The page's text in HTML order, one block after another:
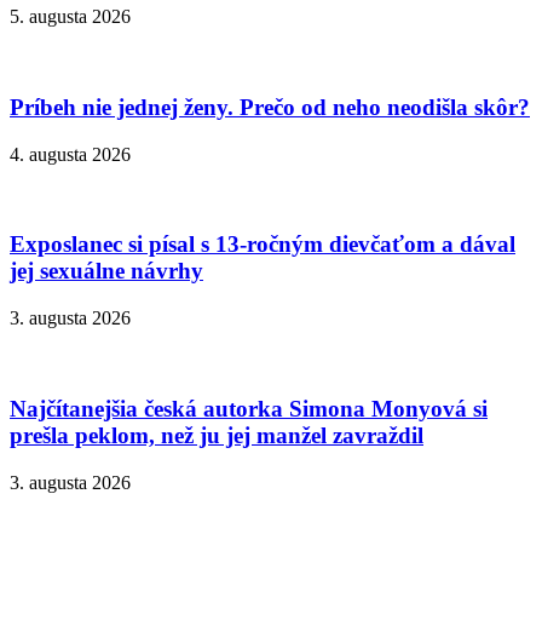
5. augusta 2026
Príbeh nie jednej ženy. Prečo od neho neodišla skôr?
4. augusta 2026
Exposlanec si písal s 13-ročným dievčaťom a dával
jej sexuálne návrhy
3. augusta 2026
Najčítanejšia česká autorka Simona Monyová si
prešla peklom, než ju jej manžel zavraždil
3. augusta 2026